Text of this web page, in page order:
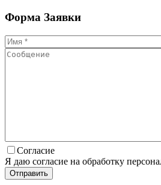
Форма Заявки
Согласие
Я даю согласие на обработку